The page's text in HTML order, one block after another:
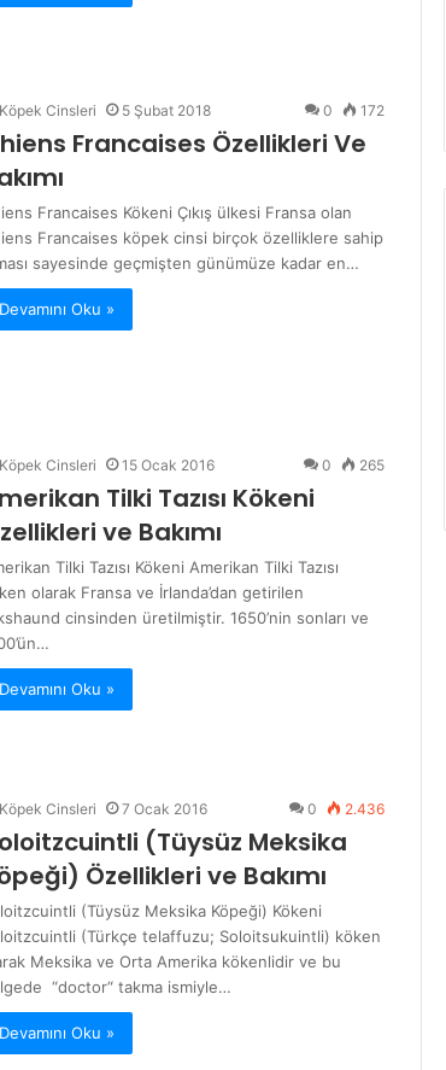
Köpek Cinsleri 5 Şubat 2018 0 172
Francaises Özellikleri Ve
Francaises Kökeni Çıkış ülkesi Fransa olan
Francaises köpek cinsi birçok özelliklere sahip
sayesinde geçmişten günümüze kadar en…
Devamını Oku »
Köpek Cinsleri 15 Ocak 2016 0 265
Tilki Tazısı Kökeni
ve Bakımı
Tilki Tazısı Kökeni Amerikan Tilki Tazısı
olarak Fransa ve İrlanda’dan getirilen
cinsinden üretilmiştir. 1650’nin sonları ve
Devamını Oku »
Köpek Cinsleri 7 Ocak 2016 0 2.436
(Tüysüz Meksika
Özellikleri ve Bakımı
(Tüysüz Meksika Köpeği) Kökeni
(Türkçe telaffuzu; Soloitsukuintli) köken
Meksika ve Orta Amerika kökenlidir ve bu
“doctor“ takma ismiyle…
Devamını Oku »